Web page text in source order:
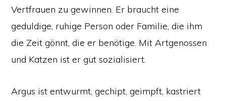
Vertfrauen zu gewinnen. Er braucht eine
geduldige, ruhige Person oder Familie, die ihm
die Zeit gönnt, die er benötige. Mit Artgenossen
und Katzen ist er gut sozialisiert.
Argus ist entwurmt, gechipt, geimpft, kastriert